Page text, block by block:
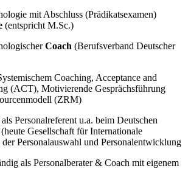
mit Abschluss (Prädikatsexamen)
(entspricht M.Sc.)
Coach (Berufsverband Deutscher
Coaching, Acceptance and
(ACT), Motivierende Gesprächsführung
(ZRM)
Personalreferent u.a. beim Deutschen
Gesellschaft für Internationale
Personalauswahl und Personalentwicklung
als Personalberater & Coach mit eigenem